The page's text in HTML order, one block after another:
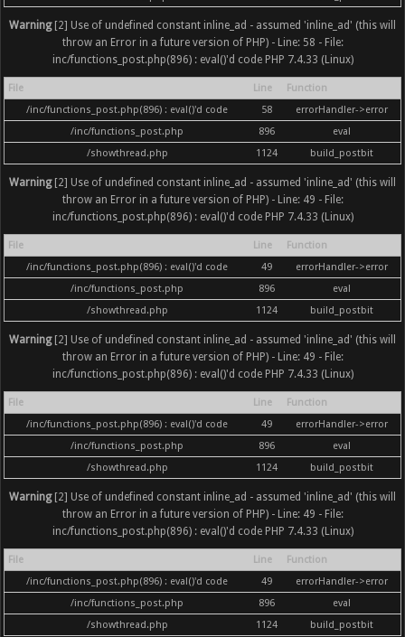
Warning[2] Use of undefined constant inline_ad - assumed 'inline_ad' (this will
throw an Error in a future version of PHP) - Line: 58 - File:
inc/functions_post.php(896) : eval()'d code PHP 7.4.33 (Linux)
File Line
Function
/inc/functions_post.php(896) : eval()'d code
58
errorHandler->error
/inc/functions_post.php
896
eval
/showthread.php
1124 build_postbit
Warning[2] Use of undefined constant inline_ad - assumed 'inline_ad' (this will
throw an Error in a future version of PHP) - Line: 49 - File:
inc/functions_post.php(896) : eval()'d code PHP 7.4.33 (Linux)
File Line
Function
/inc/functions_post.php(896) : eval()'d code
49
errorHandler->error
/inc/functions_post.php
896
eval
/showthread.php
1124 build_postbit
Warning[2] Use of undefined constant inline_ad - assumed 'inline_ad' (this will
throw an Error in a future version of PHP) - Line: 49 - File:
inc/functions_post.php(896) : eval()'d code PHP 7.4.33 (Linux)
File Line
Function
/inc/functions_post.php(896) : eval()'d code
49
errorHandler->error
/inc/functions_post.php
896
eval
/showthread.php
1124 build_postbit
Warning[2] Use of undefined constant inline_ad - assumed 'inline_ad' (this will
throw an Error in a future version of PHP) - Line: 49 - File:
inc/functions_post.php(896) : eval()'d code PHP 7.4.33 (Linux)
File Line
Function
/inc/functions_post.php(896) : eval()'d code
49
errorHandler->error
/inc/functions_post.php
896
eval
/showthread.php
1124 build_postbit